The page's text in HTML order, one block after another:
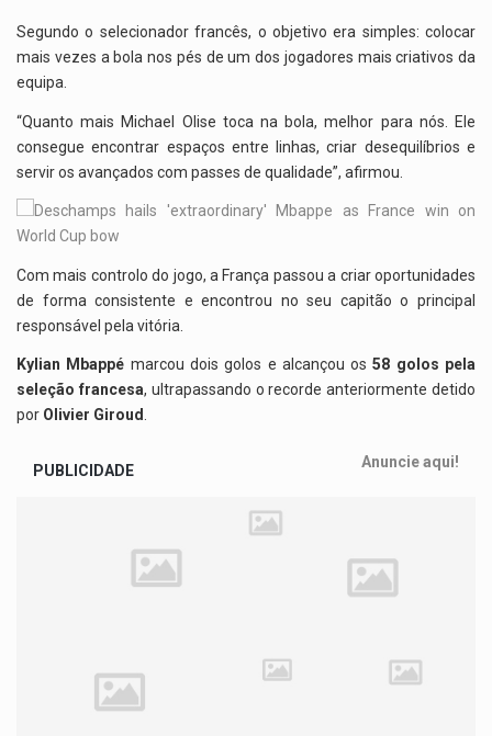
Segundo o selecionador francês, o objetivo era simples: colocar
mais vezes a bola nos pés de um dos jogadores mais criativos da
equipa.
“Quanto mais Michael Olise toca na bola, melhor para nós. Ele
consegue encontrar espaços entre linhas, criar desequilíbrios e
servir os avançados com passes de qualidade”, afirmou.
Com mais controlo do jogo, a França passou a criar oportunidades
de forma consistente e encontrou no seu capitão o principal
responsável pela vitória.
Kylian Mbappé marcou dois golos e alcançou os58 golos pela
seleção francesa, ultrapassando o recorde anteriormente detido
por Olivier Giroud.
PUBLICIDADE Anuncie aqui!